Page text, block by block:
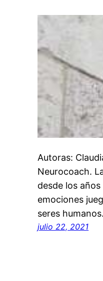
Autoras:
Neurocoach.
desde los
emociones
seres
julio 22, 2021